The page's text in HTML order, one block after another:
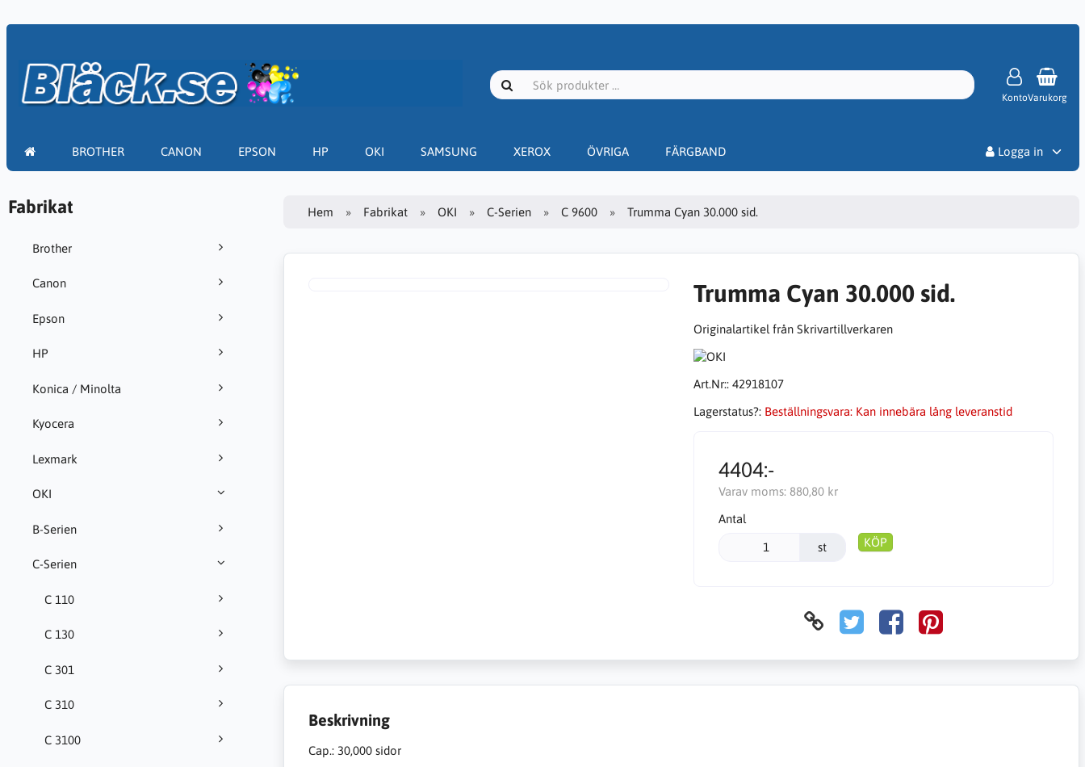
KontoVarukorg
BROTHER CANON EPSON HP OKI SAMSUNG XEROX ÖVRIGA FÄRGBAND
Logga in
Fabrikat
Brother
Canon
Epson
HP
Konica / Minolta
Kyocera
Lexmark
OKI
B-Serien
C-Serien
C 110
C 130
C 301
C 310
C 3100
Hem Fabrikat OKI C-Serien C 9600 Trumma Cyan 30.000 sid.
Trumma Cyan 30.000 sid.
Originalartikel från Skrivartillverkaren
Art.Nr:: 42918107
Lagerstatus?: Beställningsvara: Kan innebära lång leveranstid
4404:-
Varav moms: 880,80 kr
Antal
st KÖP
Beskrivning
Cap.: 30,000 sidor